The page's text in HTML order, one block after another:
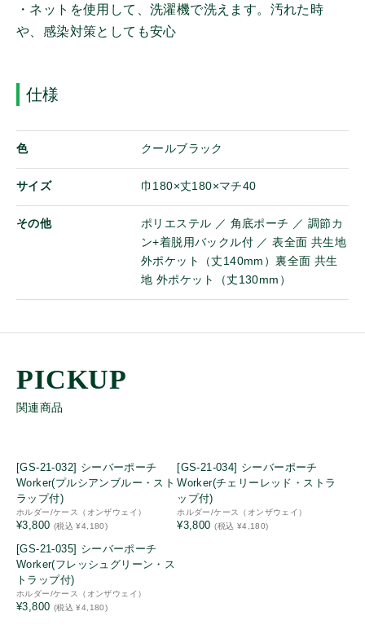
・ネットを使用して、洗濯機で洗えます。汚れた時
や、感染対策としても安心
仕様
色 クールブラック
サイズ 巾180×丈180×マチ40
その他
ポリエステル ／ 角底ポーチ ／ 調節カ
ン+着脱用バックル付 ／ 表全面 共生地
外ポケット（丈140mm）裏全面 共生
地 外ポケット（丈130mm）
関連商品
[GS-21-032] シーバーポーチ
Worker(プルシアンブルー・スト
ラップ付)
ホルダー/ケース（オンザウェイ）
¥3,800 (税込 ¥4,180)
[GS-21-034] シーバーポーチ
Worker(チェリーレッド・ストラ
ップ付)
ホルダー/ケース（オンザウェイ）
¥3,800 (税込 ¥4,180)
[GS-21-035] シーバーポーチ
Worker(フレッシュグリーン・ス
トラップ付)
ホルダー/ケース（オンザウェイ）
¥3,800 (税込 ¥4,180)
ログイン
マイク
ヘッドセット
バッテリ
充電器
充電アダプター/ケーブル
ホルダー/ケース
ベルトクリップ
イヤホンマイクパーツ
パーツ
中古・リユース品
同時通話
免許局
登録局
IP
特定小電力
キャンペーン品